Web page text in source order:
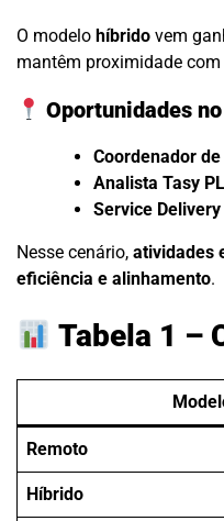
O modelo híbrido vem
mantêm proximidade
Oportunidades
Coordenador
Analista Tasy
Service
Nesse cenário, atividades
eficiência e alinhamento.
Tabela 1 –
Remoto
Híbrido